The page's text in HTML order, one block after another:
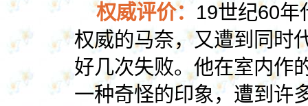
权威评价： 19世纪60年
权威的马奈，又遭到同时
好几次失败。他在室内作
一种奇怪的印象，遭到许